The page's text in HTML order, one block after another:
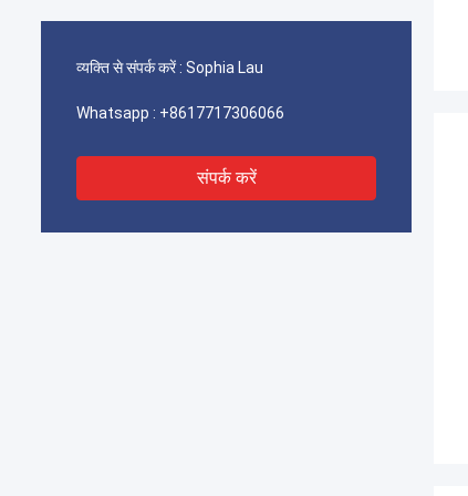
व्यक्ति से संपर्क करें : Sophia Lau
Whatsapp : +8617717306066
संपर्क करें